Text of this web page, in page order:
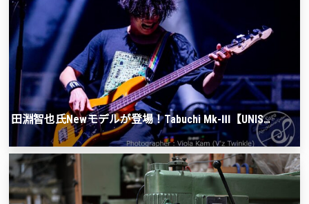
田淵智也氏Newモデルが登場！Tabuchi Mk-Ⅲ【UNIS…